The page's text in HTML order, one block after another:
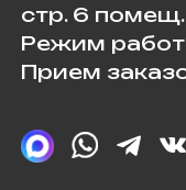
стр. 6
Режим
Прием